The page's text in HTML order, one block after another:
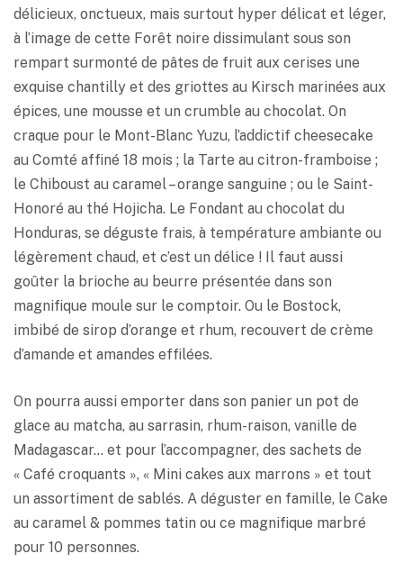
délicieux, onctueux, mais surtout hyper délicat et léger,
à l’image de cette Forêt noire dissimulant sous son
rempart surmonté de pâtes de fruit aux cerises une
exquise chantilly et des griottes au Kirsch marinées aux
épices, une mousse et un crumble au chocolat. On
craque pour le Mont-Blanc Yuzu, l’addictif cheesecake
au Comté affiné 18 mois ; la Tarte au citron-framboise ;
le Chiboust au caramel – orange sanguine ; ou le Saint-
Honoré au thé Hojicha. Le Fondant au chocolat du
Honduras, se déguste frais, à température ambiante ou
légèrement chaud, et c’est un délice ! Il faut aussi
goûter la brioche au beurre présentée dans son
magnifique moule sur le comptoir. Ou le Bostock,
imbibé de sirop d’orange et rhum, recouvert de crème
d’amande et amandes effilées.
On pourra aussi emporter dans son panier un pot de
glace au matcha, au sarrasin, rhum-raison, vanille de
Madagascar… et pour l’accompagner, des sachets de
« Café croquants », « Mini cakes aux marrons » et tout
un assortiment de sablés. A déguster en famille, le Cake
au caramel & pommes tatin ou ce magnifique marbré
pour 10 personnes.